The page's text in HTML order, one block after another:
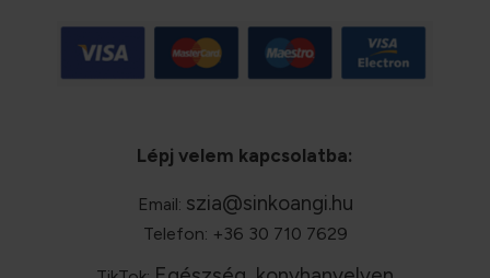
Lépj velem kapcsolatba:
Email: szia@sinkoangi.hu
Telefon: +36 30 710 7629